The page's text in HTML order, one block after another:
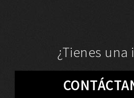
¿Tienes una